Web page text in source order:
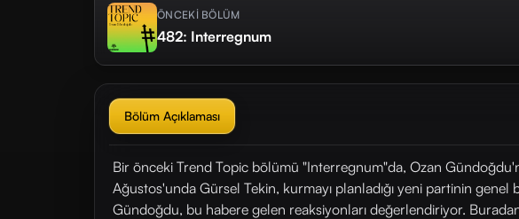
ÖNCEKİ BÖLÜM
482: Interregnum
Bölüm Açıklaması
Bir önceki Trend Topic bölümü "Interregnum"da, Ozan
Ağustos'unda Gürsel Tekin, kurmayı planladığı yeni partinin
Gündoğdu, bu habere gelen reaksiyonları değerlendiriyor.